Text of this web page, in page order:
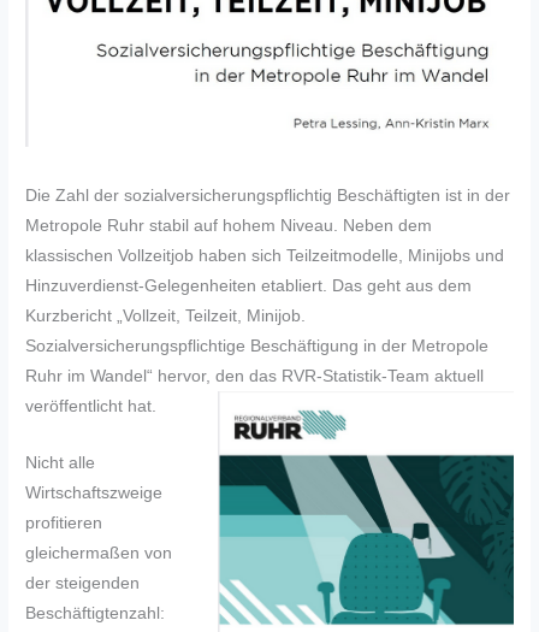
Die Zahl der sozialversicherungspflichtig Beschäftigten ist in der
Metropole Ruhr stabil auf hohem Niveau. Neben dem
klassischen Vollzeitjob haben sich Teilzeitmodelle, Minijobs und
Hinzuverdienst-Gelegenheiten etabliert. Das geht aus dem
Kurzbericht „Vollzeit, Teilzeit, Minijob.
Sozialversicherungspflichtige Beschäftigung in der Metropole
Ruhr im Wandel“ hervor, den das RVR-Statistik-Team aktuell
veröffentlicht hat.
Nicht alle
Wirtschaftszweige
profitieren
gleichermaßen von
der steigenden
Beschäftigtenzahl: